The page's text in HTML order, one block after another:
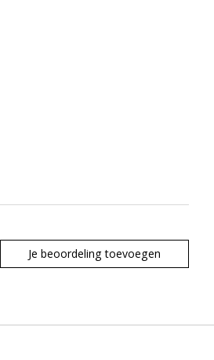
Je beoordeling toevoegen